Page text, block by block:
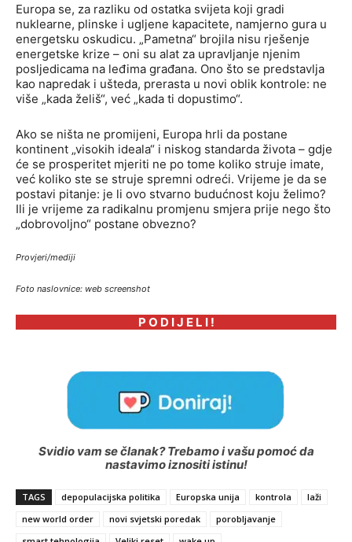
Europa se, za razliku od ostatka svijeta koji gradi
nuklearne, plinske i ugljene kapacitete, namjerno gura u
energetsku oskudicu. „Pametna“ brojila nisu rješenje
energetske krize – oni su alat za upravljanje njenim
posljedicama na leđima građana. Ono što se predstavlja
kao napredak i ušteda, prerasta u novi oblik kontrole: ne
više „kada želiš“, već „kada ti dopustimo“.
Ako se ništa ne promijeni, Europa hrli da postane
kontinent „visokih ideala“ i niskog standarda života – gdje
će se prosperitet mjeriti ne po tome koliko struje imate,
već koliko ste se struje spremni odreći. Vrijeme je da se
postavi pitanje: je li ovo stvarno budućnost koju želimo?
Ili je vrijeme za radikalnu promjenu smjera prije nego što
„dobrovoljno“ postane obvezno?
Provjeri/mediji
Foto naslovnice: web screenshot
P O D I J E L I !
Svidio vam se članak? Trebamo i vašu pomoć da
nastavimo iznositi istinu!
TAGS depopulacijska politika Europska unija kontrola
laži
new world order
novi svjetski poredak
porobljavanje